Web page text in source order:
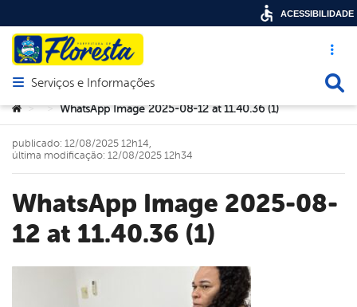
Acesso
Abrir menu principal de navegação
Serviços e Informações
Você está aqui:
> > WhatsApp Image 2025-08-12 at 11.40.36 (1)
WhatsApp Image 2025-08-
12 at 11.40.36 (1)
publicado: 12/08/2025 12h14,
última modificação: 12/08/2025 12h34
ACESSIBILIDADE